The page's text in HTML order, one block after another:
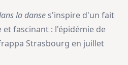
la danse s'inspire d'un fait
fascinant : l'épidémie de
Strasbourg en juillet